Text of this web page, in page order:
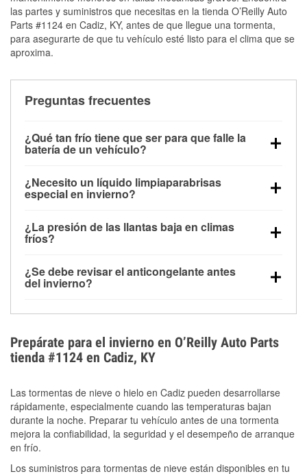
las partes y suministros que necesitas en la tienda O’Reilly Auto
Parts #1124 en Cadiz, KY, antes de que llegue una tormenta,
para asegurarte de que tu vehículo esté listo para el clima que se
aproxima.
Preguntas frecuentes
¿Qué tan frío tiene que ser para que falle la
batería de un vehículo?
debajo de los 32 °F y puede perder hasta la mitad de
su potencia de arranque cerca de los 0 °F, lo que
arranque.
¿Necesito un líquido limpiaparabrisas
especial en invierno?
la congelación y ayuda a disolver la sal y la nieve
derretida en la carretera para mejorar la visibilidad.
¿La presión de las llantas baja en climas
fríos?
alrededor de 1 PSI por cada 10 °F que baja la
temperatura. Puedes obtener más información sobre
¿Se debe revisar el anticongelante antes
del invierno?
el sobrecalentamiento en condiciones de frío
extremo. Aprende cómo comprobar la protección
anticongelante en nuestra sección How-To.
Prepárate para el invierno en O’Reilly Auto Parts
tienda #1124 en Cadiz, KY
Las tormentas de nieve o hielo en Cadiz pueden desarrollarse
rápidamente, especialmente cuando las temperaturas bajan
durante la noche. Preparar tu vehículo antes de una tormenta
mejora la confiabilidad, la seguridad y el desempeño de arranque
en frío.
Los suministros para tormentas de nieve están disponibles en tu